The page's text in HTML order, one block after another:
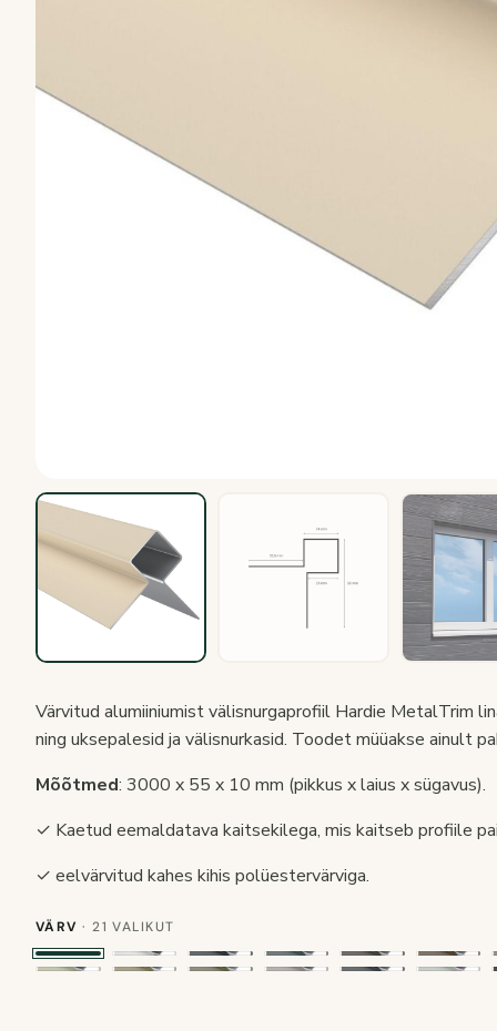
Värvitud alumiiniumist välisnurgaprofiil Hardie MetalTrim
ning uksepalesid ja välisnurkasid. Toodet müüakse ainult
Mõõtmed: 3000 x 55 x 10 mm (pikkus x laius x sügavus).
✓ Kaetud eemaldatava kaitsekilega, mis kaitseb profiile
✓ eelvärvitud kahes kihis polüestervärviga.
VÄRV · 21 VALIKUT